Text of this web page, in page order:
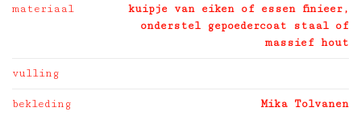
materiaal
kuipje van eiken of essen finieer,
onderstel gepoedercoat staal of
massief hout
vulling
bekleding Mika Tolvanen